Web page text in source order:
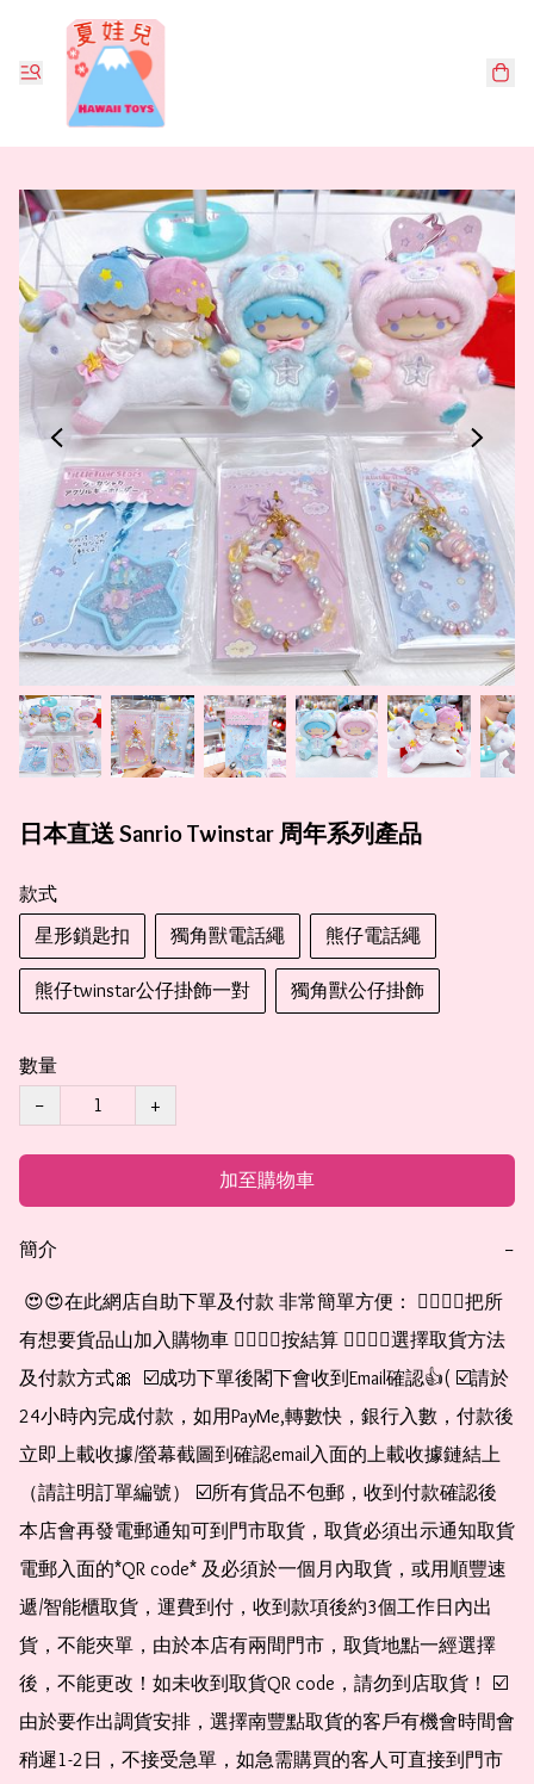
日本直送 Sanrio Twinstar 周年系列產品
款式
星形鎖匙扣
獨角獸電話繩 熊仔電話繩
熊仔twinstar公仔掛飾一對 獨角獸公仔掛飾
數量
−
+
加至購物車
簡介 −
有想要貨品山加入購物車 👉🏻👉🏻按結算 👉🏻👉🏻選擇取貨方法
及付款方式🎀  ☑️成功下單後閣下會收到Email確認👍( ☑️請於
24小時內完成付款，如用PayMe,轉數快，銀行入數，付款後
立即上載收據/螢幕截圖到確認email入面的上載收據鏈結上
（請註明訂單編號） ☑️所有貨品不包郵，收到付款確認後
本店會再發電郵通知可到門市取貨，取貨必須出示通知取貨
電郵入面的*QR code* 及必須於一個月內取貨，或用順豐速
遞/智能櫃取貨，運費到付，收到款項後約3個工作日內出
貨，不能夾單，由於本店有兩間門市，取貨地點一經選擇
後，不能更改！如未收到取貨QR code，請勿到店取貨！ ☑️
由於要作出調貨安排，選擇南豐點取貨的客戶有機會時間會
稍遲1-2日，不接受急單，如急需購買的客人可直接到門市